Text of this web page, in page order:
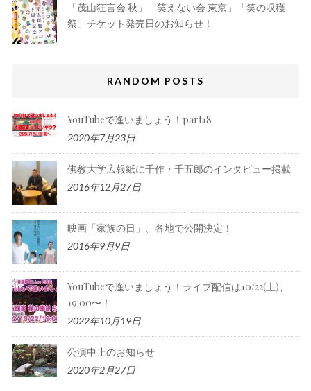
「茂山狂言会 秋」「笑えない会 東京」「笑の収穫
祭」チケット発売日のお知らせ！
RANDOM POSTS
YouTubeで逢いましょう！part18
2020年7月23日
佛教大学広報紙に千作・千五郎のインタビュー掲載
2016年12月27日
映画「家族の日」、各地で公開決定！
2016年9月9日
YouTubeで逢いましょう！ライブ配信は10/22(土)、
19:00〜！
2022年10月19日
公演中止のお知らせ
2020年2月27日